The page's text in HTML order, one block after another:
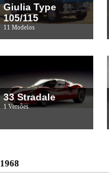
Giulia Type
105/115
11 Modelos
33 Stradale
1 Versões
1968